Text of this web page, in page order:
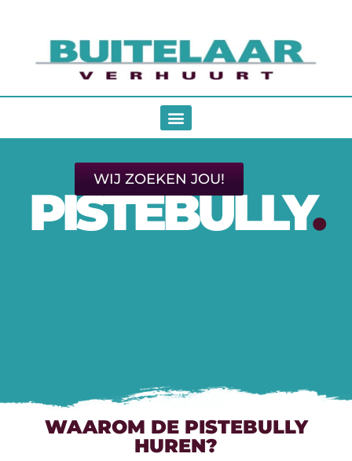
WIJ ZOEKEN JOU!
PISTEBULLY.
WAAROM DE PISTEBULLY
HUREN?